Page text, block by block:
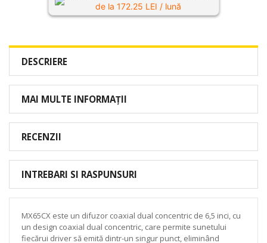
de la 172.25 LEI / lună
DESCRIERE
MAI MULTE INFORMAȚII
RECENZII
INTREBARI SI RASPUNSURI
MX65CX este un difuzor coaxial dual concentric de 6,5 inci, cu
un design coaxial dual concentric, care permite sunetului
fiecărui driver să emită dintr-un singur punct, eliminând